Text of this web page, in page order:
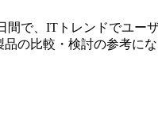
で、ITトレンドでユ
の比較・検討の参考にな